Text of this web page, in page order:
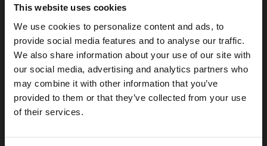
This website uses cookies
We use cookies to personalize content and ads, to
provide social media features and to analyse our traffic.
We also share information about your use of our site with
our social media, advertising and analytics partners who
may combine it with other information that you’ve
provided to them or that they’ve collected from your use
of their services.
Visiting from the United States?
For a better experience, please visit our:
US website